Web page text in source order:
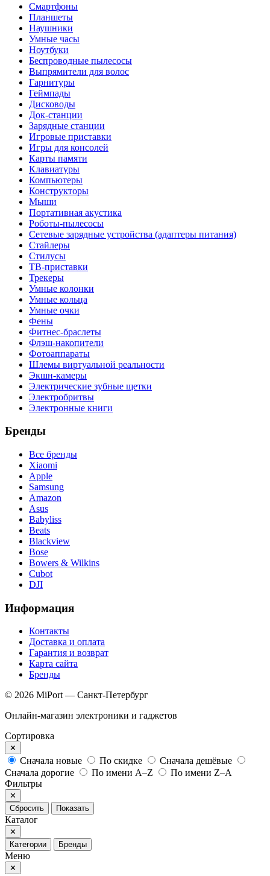
Смартфоны
Планшеты
Наушники
Умные часы
Ноутбуки
Беспроводные пылесосы
Выпрямители для волос
Гарнитуры
Геймпады
Дисководы
Док-станции
Зарядные станции
Игровые приставки
Игры для консолей
Карты памяти
Клавиатуры
Компьютеры
Конструкторы
Мыши
Портативная акустика
Роботы-пылесосы
Сетевые зарядные устройства (адаптеры питания)
Стайлеры
Стилусы
ТВ-приставки
Трекеры
Умные колонки
Умные кольца
Умные очки
Фены
Фитнес-браслеты
Флэш-накопители
Фотоаппараты
Шлемы виртуальной реальности
Экшн-камеры
Электрические зубные щетки
Электробритвы
Электронные книги
Бренды
Все бренды
Xiaomi
Apple
Samsung
Amazon
Asus
Babyliss
Beats
Blackview
Bose
Bowers & Wilkins
Cubot
DJI
Информация
Контакты
Доставка и оплата
Гарантия и возврат
Карта сайта
Бренды
© 2026 MiPort — Санкт-Петербург
Онлайн-магазин электроники и гаджетов
Сортировка
✕
Сначала новые По скидке
Сначала дешёвые
Сначала дорогие
По имени A–Z
По имени Z–A
Фильтры
✕
Сбросить
Показать
Каталог
✕
Категории
Бренды
Меню
✕